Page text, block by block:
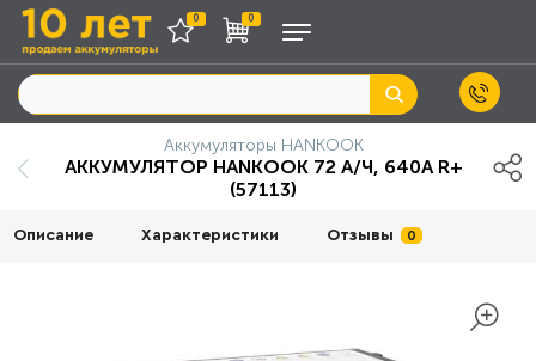
0 0
Аккумуляторы HANKOOK
АККУМУЛЯТОР HANKOOK 72 А/Ч, 640А R+
(57113)
Описание Характеристики Отзывы 0